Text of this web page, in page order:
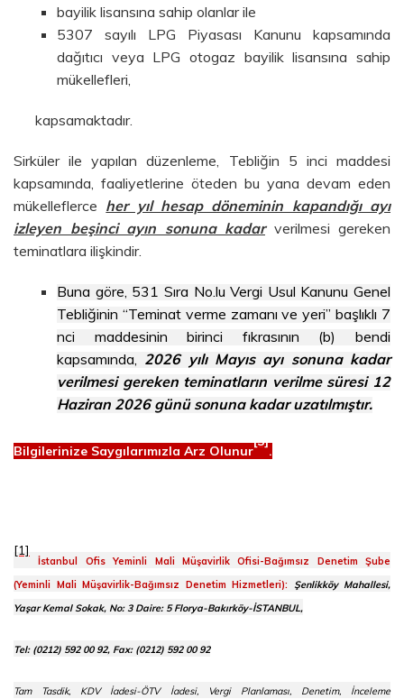
bayilik lisansına sahip olanlar ile
5307 sayılı LPG Piyasası Kanunu kapsamında
dağıtıcı veya LPG otogaz bayilik lisansına sahip
mükellefleri,
kapsamaktadır.
Sirküler ile yapılan düzenleme, Tebliğin 5 inci maddesi
kapsamında, faaliyetlerine öteden bu yana devam eden
mükelleflerce her yıl hesap döneminin kapandığı ayı
izleyen beşinci ayın sonuna kadarverilmesi gereken
teminatlara ilişkindir.
Buna göre, 531 Sıra No.lu Vergi Usul Kanunu Genel
Tebliğinin “Teminat verme zamanı ve yeri” başlıklı 7
nci maddesinin birinci fıkrasının (b) bendi
kapsamında, 2026 yılı Mayıs ayı sonuna kadar
verilmesi gereken teminatların verilme süresi 12
Haziran 2026 günü sonuna kadar uzatılmıştır.
Bilgilerinize Saygılarımızla Arz Olunur
[3]
.
[1]
İstanbul Ofis Yeminli Mali Müşavirlik Ofisi-Bağımsız Denetim Şube
(Yeminli Mali Müşavirlik-Bağımsız Denetim Hizmetleri):
Şenlikköy Mahallesi,
Yaşar Kemal Sokak, No: 3 Daire: 5 Florya-Bakırköy-İSTANBUL,
Tel: (0212) 592 00 92, Fax: (0212) 592 00 92
Tam Tasdik, KDV İadesi-ÖTV İadesi, Vergi Planlaması, Denetim, İnceleme